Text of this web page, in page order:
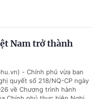
Nam trở thành
- Chính phủ vừa ban
quyết số 218/NQ-CP ngày
về Chương trình hành